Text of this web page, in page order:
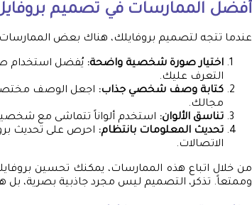
أفضل الممارسات في تصميم
عندما تتجه لتصميم بروفايلك، هناك بعض الممارسات
اختيار صورة شخصية واضحة: يُفضل استخدام
التعرف عليك.
كتابة وصف شخصي جذاب: اجعل الوصف
مجالك.
تناسق الألوان: استخدم ألواناً تتماشى مع
تحديث المعلومات بانتظام: احرص على تحديث
الاتصالات.
من خلال اتباع هذه الممارسات، يمكنك تحسين
وممتعاً. تذكر، التصميم ليس مجرد جاذبية بصرية، بل